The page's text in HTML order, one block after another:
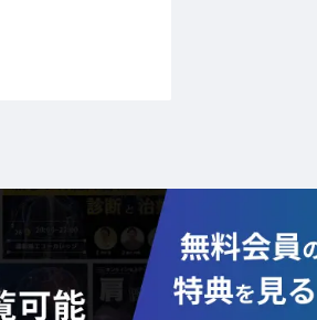
ーによって生
ます。なお，
つき当社は